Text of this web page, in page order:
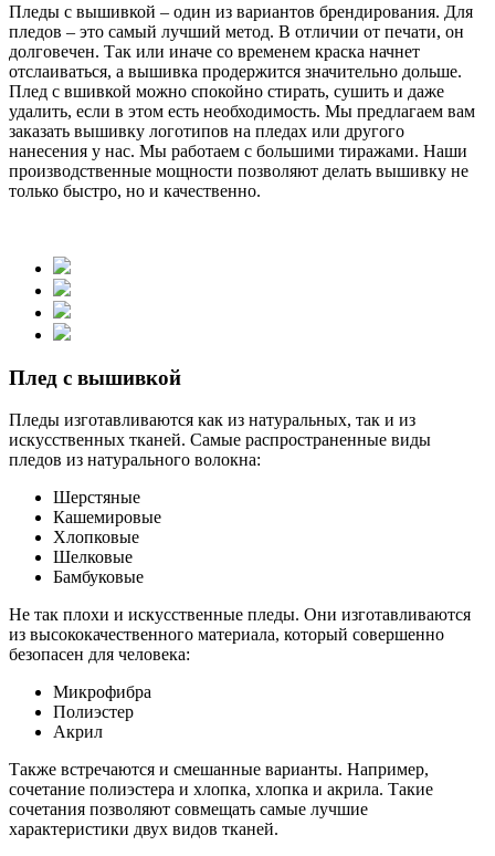
Пледы с вышивкой – один из вариантов брендирования. Для
пледов – это самый лучший метод. В отличии от печати, он
долговечен. Так или иначе со временем краска начнет
отслаиваться, а вышивка продержится значительно дольше.
Плед с вшивкой можно спокойно стирать, сушить и даже
удалить, если в этом есть необходимость. Мы предлагаем вам
заказать вышивку логотипов на пледах или другого
нанесения у нас. Мы работаем с большими тиражами. Наши
производственные мощности позволяют делать вышивку не
только быстро, но и качественно.
Плед с вышивкой
Пледы изготавливаются как из натуральных, так и из
искусственных тканей. Самые распространенные виды
пледов из натурального волокна:
Шерстяные
Кашемировые
Хлопковые
Шелковые
Бамбуковые
Не так плохи и искусственные пледы. Они изготавливаются
из высококачественного материала, который совершенно
безопасен для человека:
Микрофибра
Полиэстер
Акрил
Также встречаются и смешанные варианты. Например,
сочетание полиэстера и хлопка, хлопка и акрила. Такие
сочетания позволяют совмещать самые лучшие
характеристики двух видов тканей.